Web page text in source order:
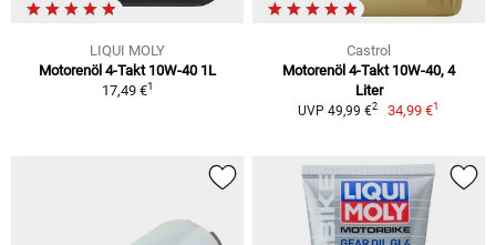
LIQUI MOLY
Motorenöl 4-Takt 10W-40 1L
17,49 €1
Castrol
Motorenöl 4-Takt 10W-40, 4
Liter
UVP 49,99 €2 34,99 €1